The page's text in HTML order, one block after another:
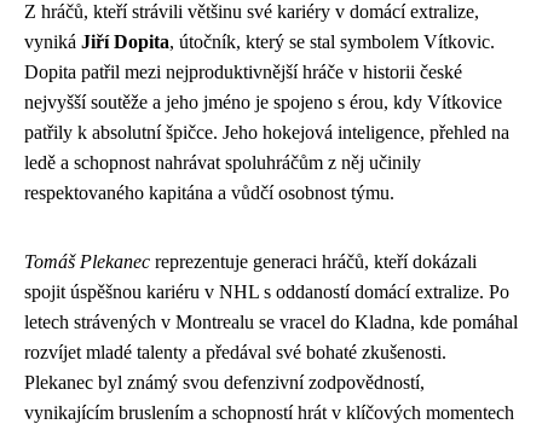
Z hráčů, kteří strávili většinu své kariéry v domácí extralize,
vyniká Jiří Dopita, útočník, který se stal symbolem Vítkovic.
Dopita patřil mezi nejproduktivnější hráče v historii české
nejvyšší soutěže a jeho jméno je spojeno s érou, kdy Vítkovice
patřily k absolutní špičce. Jeho hokejová inteligence, přehled na
ledě a schopnost nahrávat spoluhráčům z něj učinily
respektovaného kapitána a vůdčí osobnost týmu.
Tomáš Plekanec reprezentuje generaci hráčů, kteří dokázali
spojit úspěšnou kariéru v NHL s oddaností domácí extralize. Po
letech strávených v Montrealu se vracel do Kladna, kde pomáhal
rozvíjet mladé talenty a předával své bohaté zkušenosti.
Plekanec byl známý svou defenzivní zodpovědností,
vynikajícím bruslením a schopností hrát v klíčových momentech